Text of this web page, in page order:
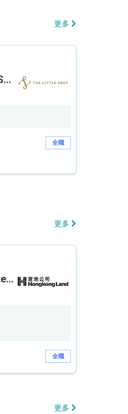
更多
【全職】THE LITTLE SHOP (利園分店) Sales Operation Assistant 銷售營運助理【永久保證佣金+新人獎金$3,000】
全職
更多
Customer Service Attendant (5-day work)
全職
更多